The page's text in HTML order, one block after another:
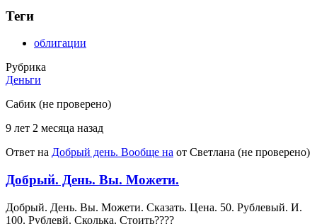
Теги
облигации
Рубрика
Деньги
Сабик (не проверено)
9 лет 2 месяца назад
Ответ на Добрый день. Вообще на от Светлана (не проверено)
Добрый. День. Вы. Можети.
Добрый. День. Вы. Можети. Сказать. Цена. 50. Рублевый. И.
100. Рублевй. Сколька. Стоить????